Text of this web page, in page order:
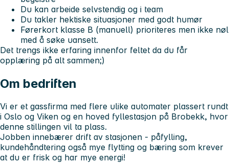
Du kan arbeide selvstendig og i team
Du takler hektiske situasjoner med godt humør
Førerkort klasse B (manuell) prioriteres men ikke nøl
med å søke uansett.
Det trengs ikke erfaring innenfor feltet da du får
opplæring på alt sammen;)
Om bedriften
Vi er et gassfirma med flere ulike automater plassert rundt
i Oslo og Viken og en hoved fyllestasjon på Brobekk, hvor
denne stillingen vil ta plass.
Jobben innebærer drift av stasjonen - påfylling,
kundehåndtering også mye flytting og bæring som krever
at du er frisk og har mye energi!